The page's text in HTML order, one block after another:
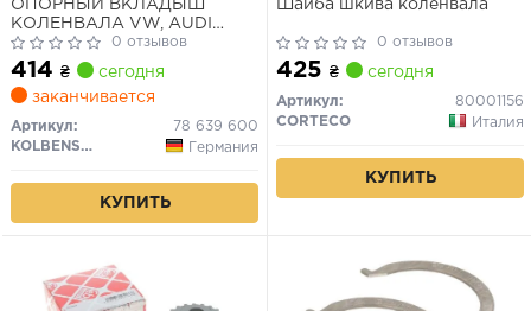
ОПОРНЫЙ ВКЛАДЫШ
КОЛЕНВАЛА VW, AUDI
2.0/2.5D/B PASSAT,
SANTANA, TRANSP, T4, LT,
AUDI 80, 100
0 отзывов
414 ₴
сегодня
заканчивается
Артикул:
78 639 600
KOLBENSCHMIDT
Германия
КУПИТЬ
Шайба шкива коленвала
0 отзывов
425 ₴ сегодня
Артикул:
80001156
CORTECO
Италия
КУПИТЬ